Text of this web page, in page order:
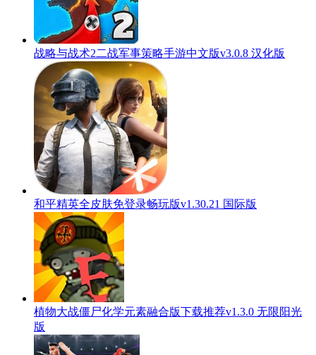
战略与战术2二战军事策略手游中文版v3.0.8 汉化版
和平精英全皮肤免登录畅玩版v1.30.21 国际版
植物大战僵尸化学元素融合版下载推荐v1.3.0 无限阳光
版